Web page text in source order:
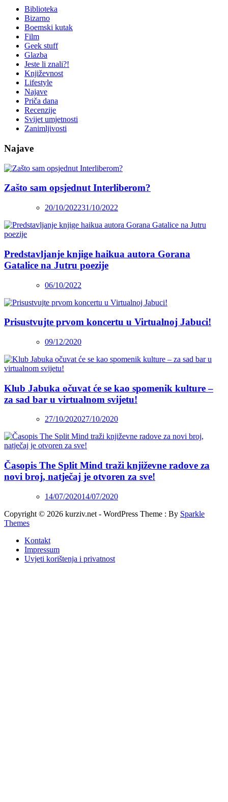
Biblioteka
Bizarno
Boemski kutak
Film
Geek stuff
Glazba
Jeste li znali?!
Književnost
Lifestyle
Najave
Priča dana
Recenzije
Svijet umjetnosti
Zanimljivosti
Najave
Zašto sam opsjednut Interliberom?
20/10/202231/10/2022
Predstavljanje knjige haikua autora Gorana
Gatalice na Jutru poezije
06/10/2022
Prisustvujte prvom koncertu u Virtualnoj Jabuci!
09/12/2020
Klub Jabuka očuvat će se kao spomenik kulture –
za sad bar u virtualnom svijetu!
27/10/202027/10/2020
Časopis The Split Mind traži književne radove za
novi broj, natječaj je otvoren za sve!
14/07/202014/07/2020
Copyright © 2026 kurziv.net - WordPress Theme : By Sparkle
Themes
Kontakt
Impressum
Uvjeti korištenja i privatnost